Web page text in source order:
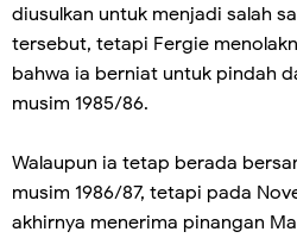
diusulkan untuk menjadi salah
tersebut, tetapi Fergie
bahwa ia berniat untuk pindah
musim 1985/86.
Walaupun ia tetap berada
musim 1986/87, tetapi pada
akhirnya menerima pinangan